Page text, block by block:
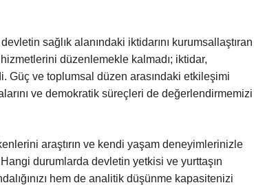
sağlık alanındaki iktidarını kurumsallaştıran
düzenlemekle kalmadı; iktidar,
Güç ve toplumsal düzen arasındaki etkileşimi
ve demokratik süreçleri de değerlendirmemizi
araştırın ve kendi yaşam deneyimlerinizle
durumlarda devletin yetkisi ve yurttaşın
hem de analitik düşünme kapasitenizi